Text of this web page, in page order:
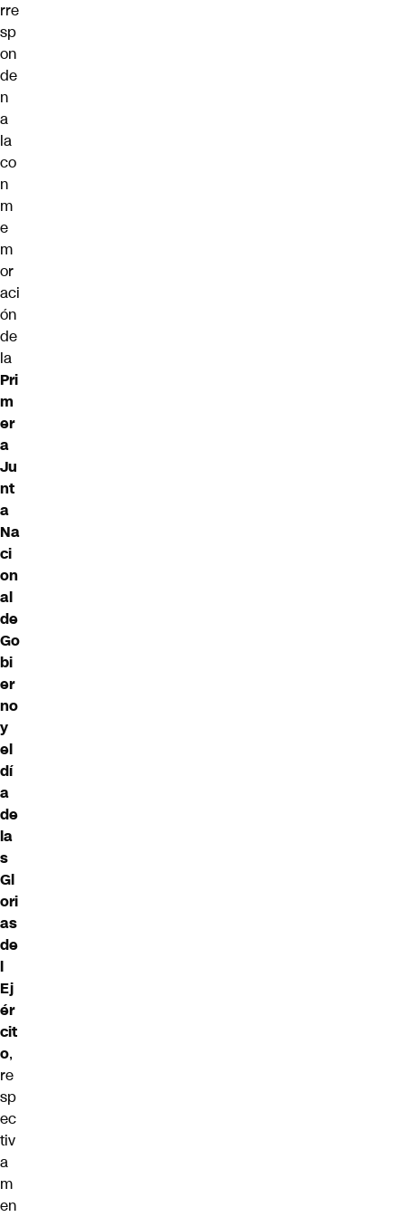
rre
sp
on
de
n
a
la
co
n
m
e
m
or
aci
ón
de
la
Pri
m
er
a
Ju
nt
a
Na
ci
on
al
de
Go
bi
er
no
y
el
dí
a
de
la
s
Gl
ori
as
de
l
Ej
ér
cit
o,
re
sp
ec
tiv
a
m
en